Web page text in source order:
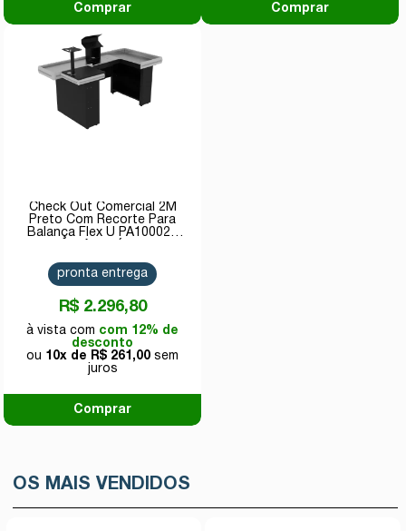
Comprar Comprar
Check Out Comercial 2M
Preto Com Recorte Para
Balança Flex U PA100020
R$ 2.296,80
com 12% de
desconto
10x de
R$ 261,00
pronta entrega
Comprar
OS MAIS VENDIDOS